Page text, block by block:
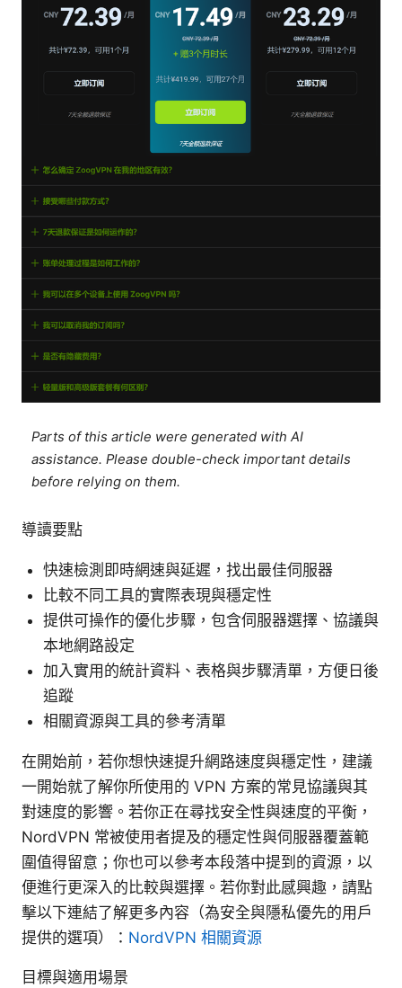
Parts of this article were generated with AI
assistance. Please double-check important details
before relying on them.
導讀要點
快速檢測即時網速與延遲，找出最佳伺服器
比較不同工具的實際表現與穩定性
提供可操作的優化步驟，包含伺服器選擇、協議與
本地網路設定
加入實用的統計資料、表格與步驟清單，方便日後
追蹤
相關資源與工具的參考清單
在開始前，若你想快速提升網路速度與穩定性，建議
一開始就了解你所使用的 VPN 方案的常見協議與其
對速度的影響。若你正在尋找安全性與速度的平衡，
NordVPN 常被使用者提及的穩定性與伺服器覆蓋範
圍值得留意；你也可以參考本段落中提到的資源，以
便進行更深入的比較與選擇。若你對此感興趣，請點
擊以下連結了解更多內容（為安全與隱私優先的用戶
提供的選項）： NordVPN 相關資源
目標與適用場景